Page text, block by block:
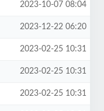
2023-10-07 08:04
2023-12-22 06:20
2023-02-25 10:31
2023-02-25 10:31
2023-02-25 10:31